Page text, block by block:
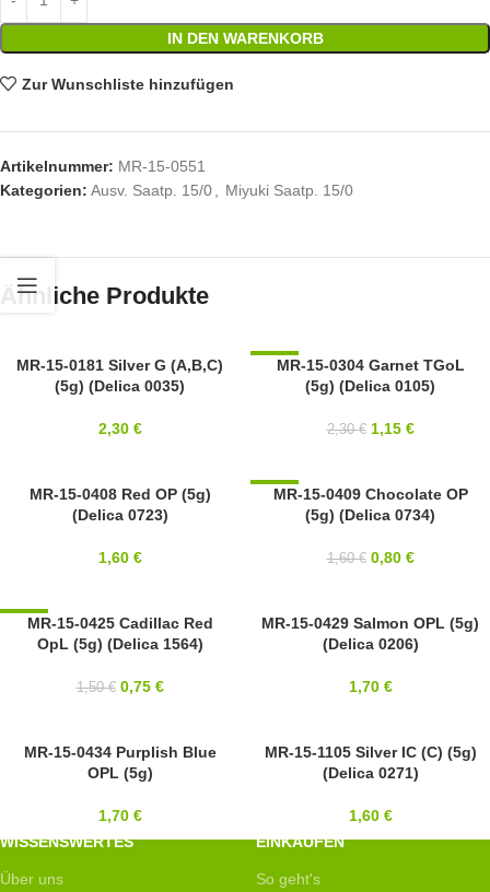
IN DEN WARENKORB
Zur Wunschliste hinzufügen
Artikelnummer: MR-15-0551
Kategorien: Ausv. Saatp. 15/0 Miyuki Saatp. 15/0
Ähnliche Produkte
15/0
MR-15-0181 Silver G (A,B,C)
(5g) (Delica 0035)
2,30 €
-50%MR-15-0304 Garnet TGoL
(5g) (Delica 0105)
2,30€ 1,15 €
15/0MR-15-0408 Red OP (5g)
(Delica 0723)
1,60 €
-50%MR-15-0409 Chocolate OP
(5g) (Delica 0734)
1,60€ 0,80 €
-50%MR-15-0425 Cadillac Red
OpL (5g) (Delica 1564)
1,50€ 0,75 €
15/0
MR-15-0429 Salmon OPL (5g)
(Delica 0206)
1,70 €
15/0MR-15-0434 Purplish Blue
OPL (5g)
1,70 €
15/0
MR-15-1105 Silver IC (C) (5g)
(Delica 0271)
1,60 €
WISSENSWERTES
Über uns
EINKAUFEN
So geht's